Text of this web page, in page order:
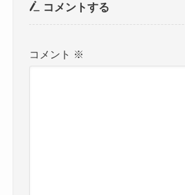
コメントする
コメント ※